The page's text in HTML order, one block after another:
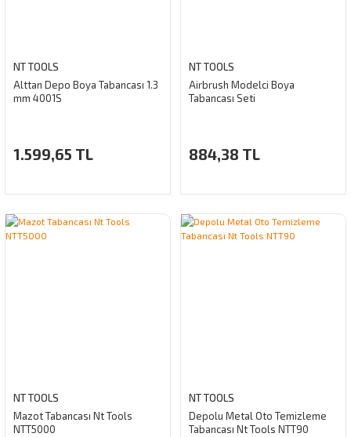
NT TOOLS
Alttan Depo Boya Tabancası 1.3
mm 4001S
1.599,65 TL
NT TOOLS
Airbrush Modelci Boya
Tabancası Seti
884,38 TL
NT TOOLS
Mazot Tabancası Nt Tools
NTT5000
NT TOOLS
Depolu Metal Oto Temizleme
Tabancası Nt Tools NTT90